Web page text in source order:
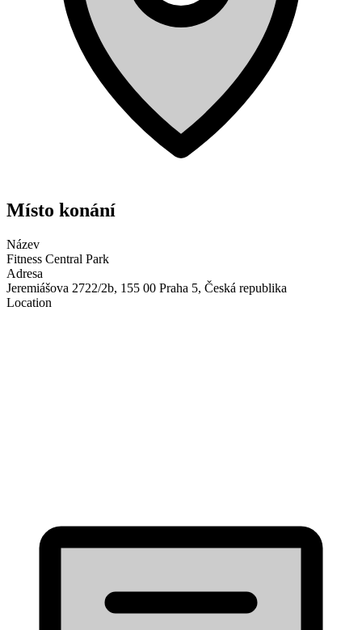
Místo konání
Název
Fitness Central Park
Adresa
Jeremiášova 2722/2b, 155 00 Praha 5, Česká republika
Location